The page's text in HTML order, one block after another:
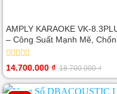
AMPLY KARAOKE VK-
– Công Suất Mạnh Mẽ, Chống
Hú Hiệu Quả, Âm Thanh
Được
hạng
0
18.700.000₫
Giá
gốc
là:
14.700.000 ₫
Giá
hiện
tại